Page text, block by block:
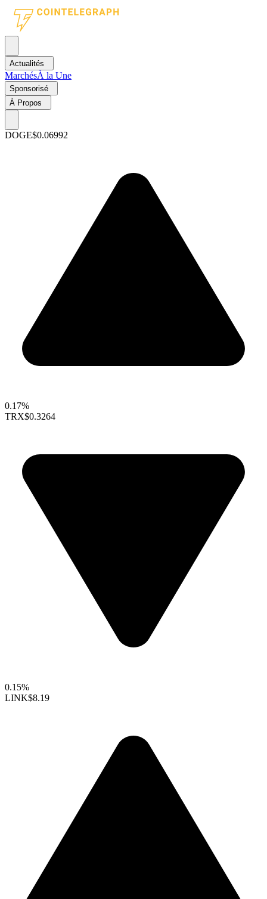
Actualités
MarchésÀ la Une
Sponsorisé
À Propos
DOGE$0.06992
0.17%
TRX$0.3264
0.15%
LINK$8.19